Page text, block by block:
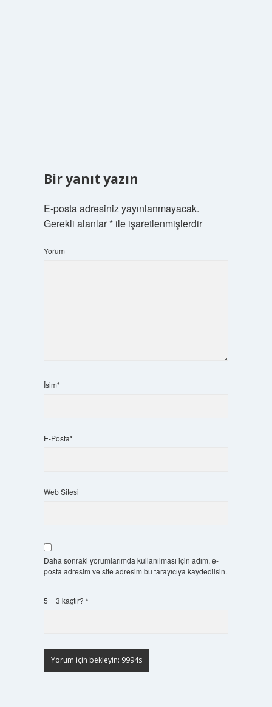
Bir yanıt yazın
E-posta adresiniz yayınlanmayacak.
Gerekli alanlar*ile işaretlenmişlerdir
Yorum
İsim*
E-Posta*
Web Sitesi
Daha sonraki yorumlarımda kullanılması için adım, e-
posta adresim ve site adresim bu tarayıcıya kaydedilsin.
5 + 3 kaçtır? *